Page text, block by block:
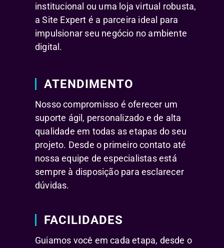
institucional ou uma loja virtual robusta,
a Site Expert é a parceira ideal para
impulsionar seu negócio no ambiente
digital.
ATENDIMENTO
Nosso compromisso é oferecer um
suporte ágil, personalizado e de alta
qualidade em todas as etapas do seu
projeto. Desde o primeiro contato até
nossa equipe de especialistas está
sempre à disposição para esclarecer
dúvidas.
FACILIDADES
Guiamos você em cada etapa, desde o